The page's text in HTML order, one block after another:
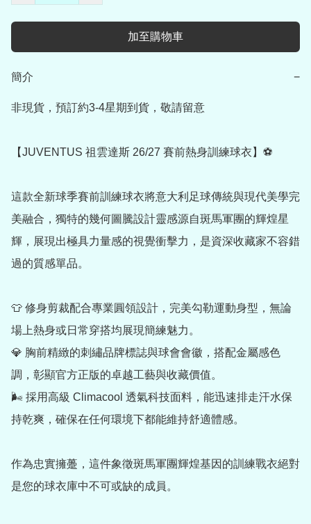
加至購物車
簡介 −
非現貨，預訂約3-4星期到貨，敬請留意
【JUVENTUS 祖雲達斯 26/27 賽前熱身訓練球衣】⚽
這款全新球季賽前訓練球衣將意大利足球傳統與現代美學完
美融合，獨特的幾何圖騰設計靈感源自斑馬軍團的輝煌星
輝，展現出極具力量感的視覺衝擊力，是資深收藏家不容錯
過的質感單品。
👕 修身剪裁配合專業圓領設計，完美勾勒運動身型，無論
場上熱身或日常穿搭均展現簡練魅力。
💎 胸前精緻的刺繡品牌標誌與球會會徽，搭配金屬感色
調，彰顯官方正版的卓越工藝與收藏價值。
🌬️ 採用高級 Climacool 透氣科技面料，能迅速排走汗水保
持乾爽，確保在任何環境下都能維持舒適體感。
作為忠實擁躉，這件象徵斑馬軍團輝煌基因的訓練戰衣絕對
是您的球衣庫中不可或缺的成員。